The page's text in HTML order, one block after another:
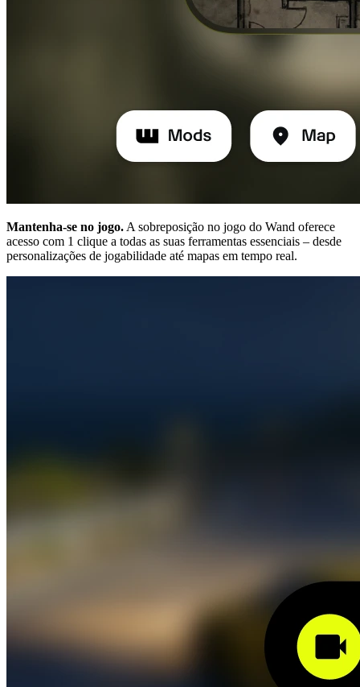
Mantenha-se no jogo. A sobreposição no jogo do Wand oferece
acesso com 1 clique a todas as suas ferramentas essenciais – desde
personalizações de jogabilidade até mapas em tempo real.